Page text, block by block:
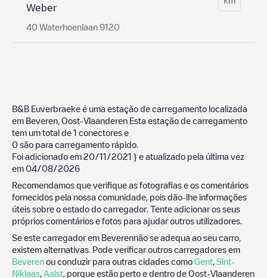
Weber
40 Waterhoenlaan 9120
B&B Euverbraeke é uma estação de carregamento localizada
em Beveren Oost-Vlaanderen Esta estação de carregamento
tem um total de 1 conectores e
0 são para carregamento rápido.
Foi adicionado em 20/11/2021 } e atualizado pela última vez
em 04/08/2026
Recomendamos que verifique as fotografias e os comentários
fornecidos pela nossa comunidade, pois dão-lhe informações
úteis sobre o estado do carregador. Tente adicionar os seus
próprios comentários e fotos para ajudar outros utilizadores.
Se este carregador em Beverennão se adequa ao seu carro,
existem alternativas. Pode verificar outros carregadores em
Beveren ou conduzir para outras cidades como Gent Sint-
Niklaas Aalst , porque estão perto e dentro de Oost-Vlaanderen